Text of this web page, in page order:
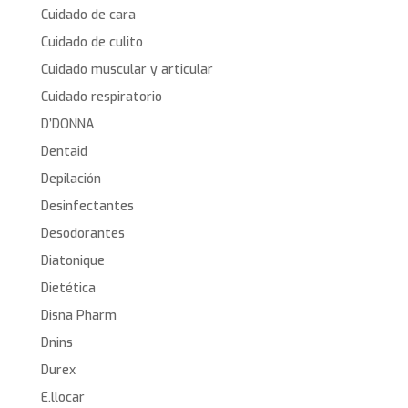
Cuidado de cara
Cuidado de culito
Cuidado muscular y articular
Cuidado respiratorio
D’DONNA
Dentaid
Depilación
Desinfectantes
Desodorantes
Diatonique
Dietética
Disna Pharm
Dnins
Durex
E.llocar